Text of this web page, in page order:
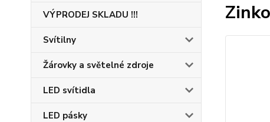
VÝPRODEJ SKLADU !!!
Svítilny
Žárovky a světelné zdroje
LED svítidla
LED pásky